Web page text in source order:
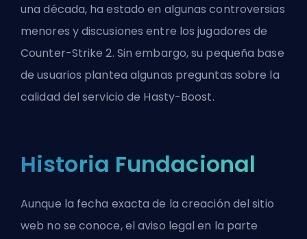
una década, ha estado en algunas controversias
menores y discusiones entre los jugadores de
Counter-Strike 2. Sin embargo, su pequeña base
de usuarios plantea algunas preguntas sobre la
calidad del servicio de Hasty-Boost.
Historia Fundacional
Aunque la fecha exacta de la creación del sitio
web no se conoce, el aviso legal en la parte